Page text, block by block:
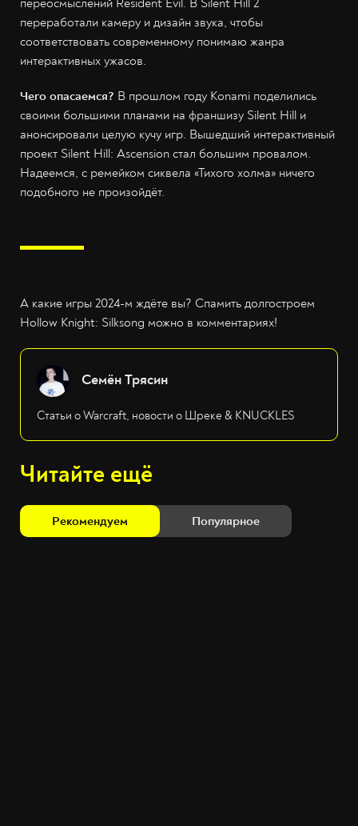
переработали камеру и дизайн звука, чтобы
соответствовать современному понимаю жанра
интерактивных ужасов.
Чего опасаемся? В прошлом году Konami поделились
своими большими планами на франшизу Silent Hill и
анонсировали целую кучу игр. Вышедший интерактивный
проект Silent Hill: Ascension стал большим провалом.
Надеемся, с ремейком сиквела «Тихого холма» ничего
подобного не произойдёт.
А какие игры 2024-м ждёте вы? Спамить долгостроем
Hollow Knight: Silksong можно в комментариях!
Семён Трясин
Статьи о Warcraft, новости о Шреке & KNUCKLES
Читайте ещё
Рекомендуем Популярное